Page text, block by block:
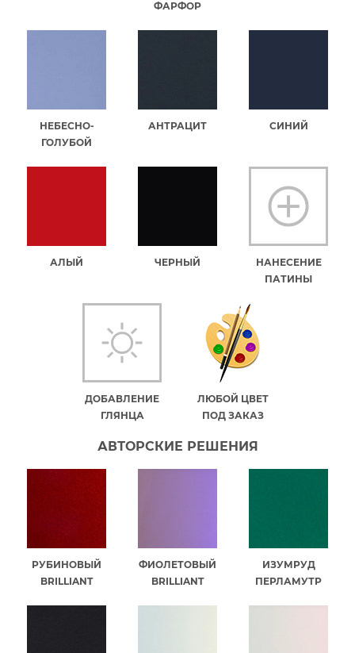
ФАРФОР
НЕБЕСНО-
ГОЛУБОЙ
АНТРАЦИТ СИНИЙ
АЛЫЙ ЧЕРНЫЙ
НАНЕСЕНИЕ
ПАТИНЫ
ДОБАВЛЕНИЕ
ГЛЯНЦА
ЛЮБОЙ ЦВЕТ
ПОД ЗАКАЗ
АВТОРСКИЕ РЕШЕНИЯ
РУБИНОВЫЙ
BRILLIANT
ФИОЛЕТОВЫЙ
BRILLIANT
ИЗУМРУД
ПЕРЛАМУТР